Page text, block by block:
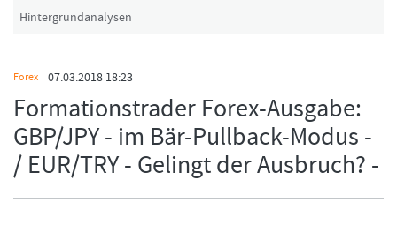
Hintergrundanalysen
Forex 07.03.2018 18:23
Formationstrader Forex-Ausgabe:
GBP/JPY - im Bär-Pullback-Modus -
/ EUR/TRY - Gelingt der Ausbruch? -
Angemeldet bleiben
LOGIN
Passwort vergessen
Ich bin neu, und jetzt?